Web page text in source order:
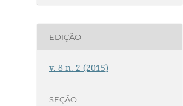
EDIÇÃO
v. 8 n. 2 (2015)
SEÇÃO